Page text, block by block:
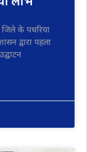
के पथरिया
द्वारा पहला